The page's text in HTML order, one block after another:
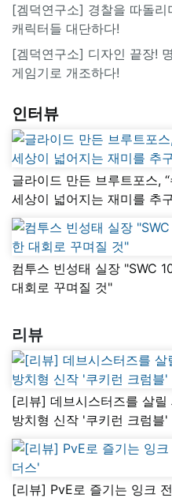
[겜덕연구소] 경찰을 따돌
캐릭터들 대단하다!
[겜덕연구소] 디자인 끝장!
게임기로 개조하다!
인터뷰
글라이드 만든 브루트포스,
세상이 넓어지는 재미를 추
컴투스 빈성태 실장 "SWC
대회로 꾸며질 것"
리뷰
[리뷰] 데브시스터즈를 살릴
방치형 신작 '쿠키런 크럼블'
[리뷰] PvE로 즐기는 잉크